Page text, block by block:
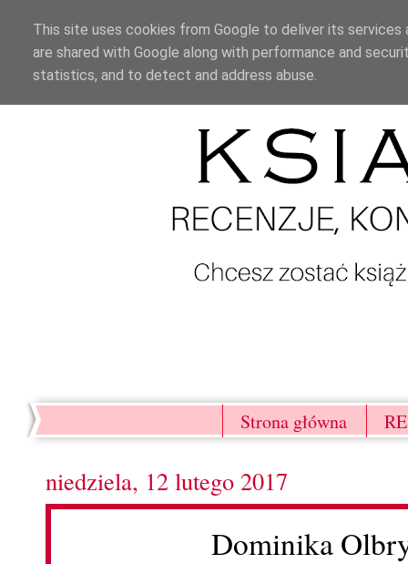
Strona główna
niedziela, 12 lutego 2017
Dominika
This site uses cookies from Google to deliver its
are shared with Google along with performance and
statistics, and to detect and address abuse.